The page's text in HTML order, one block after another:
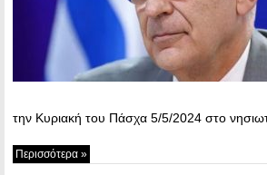
την Κυριακή του Πάσχα 5/5/2024 στο
Περισσότερα »